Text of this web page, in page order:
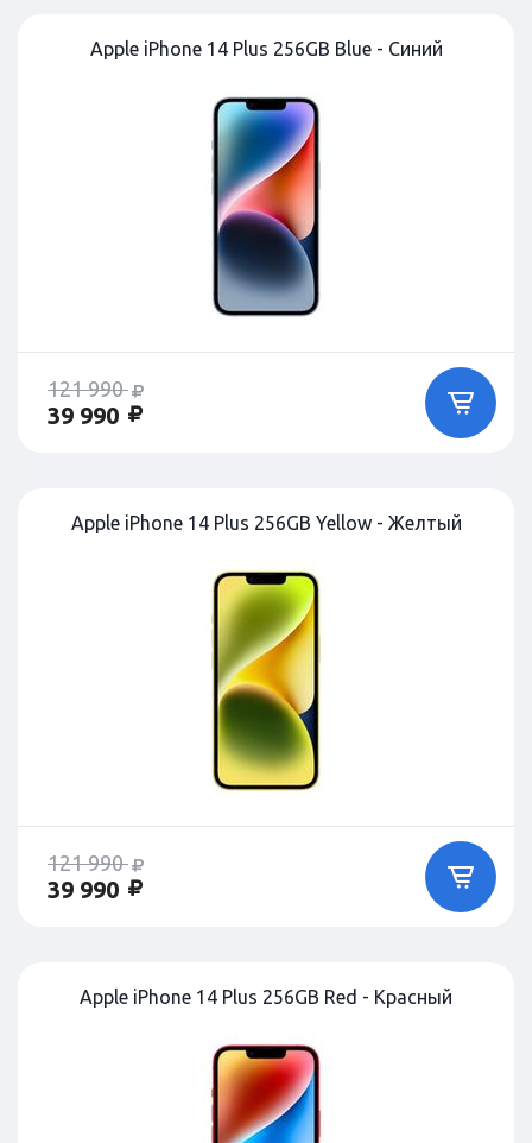
Apple iPhone 14 Plus 256GB Blue - Синий
121 990
39 990
Apple iPhone 14 Plus 256GB Yellow - Желтый
121 990
39 990
Apple iPhone 14 Plus 256GB Red - Красный